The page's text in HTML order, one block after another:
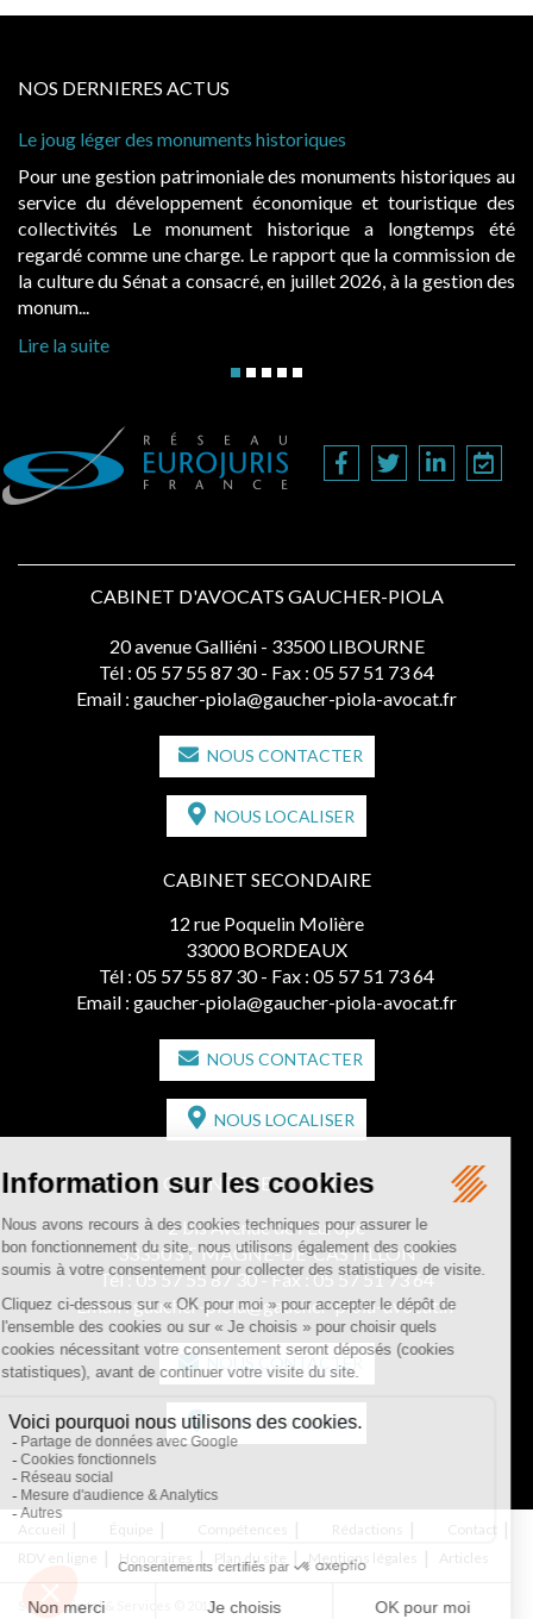
NOS DERNIERES ACTUS
historiques
des monuments historiques au
et touristique des
historique a longtemps été
rapport que la commission de
en juillet 2026, à la gestion des
Cabines de plage : le juge
Evocatrices des bains de
également un beau sujet
public, elles donnent lieu au
d’occupation. Saisies par des
CABINET D'AVOCATS GAUCHER-PIOLA
20 avenue Galliéni - 33500 LIBOURNE
Tél : 05 57 55 87 30 - Fax : 05 57 51 73 64
Email : gaucher-piola@gaucher-piola-avocat.fr
NOUS CONTACTER
NOUS LOCALISER
CABINET SECONDAIRE
12 rue Poquelin Molière
33000 BORDEAUX
Tél : 05 57 55 87 30 - Fax : 05 57 51 73 64
Email : gaucher-piola@gaucher-piola-avocat.fr
NOUS CONTACTER
NOUS LOCALISER
CABINET SECONDAIRE
2 bis Avenue de l'Europe
33350 ST MAGNE-DE-CASTILLON
Tél :05 57 55 87 30- Fax : 05 57 51 73 64
Email :gaucher-piola@gaucher-piola-avocat.fr
NOUS CONTACTER
NOUS LOCALISER
Accueil Équipe Compétences Rédactions
Contact
RDV en ligne
Honoraires Plan du site Mentions légales Articles
Septeo Digital & Services © 2019